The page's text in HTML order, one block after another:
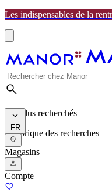
Les indispensables de la
Les plus recherchés
Historique des recherches
FR
Magasins
Compte